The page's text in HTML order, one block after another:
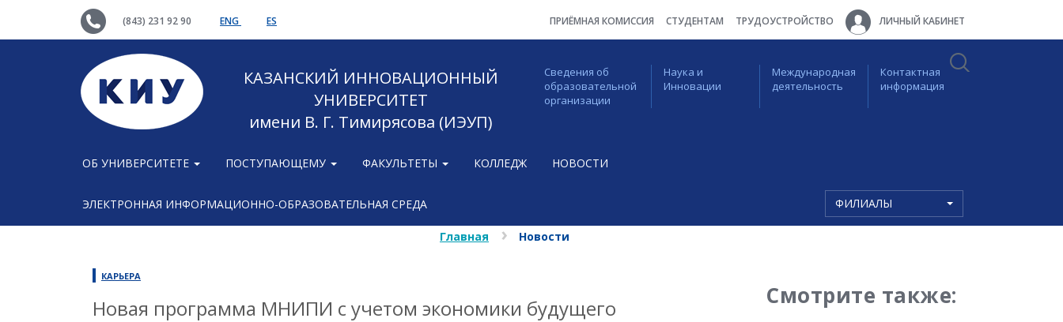
(843) 231 92 90 ENG ES ПРИЁМНАЯ КОМИССИЯ СТУДЕНТАМ ТРУДОУСТРОЙСТВО ЛИЧНЫЙ КАБИНЕТ
КАЗАНСКИЙ ИННОВАЦИОННЫЙ
УНИВЕРСИТЕТ
имени В. Г. Тимирясова (ИЭУП)
Сведения об
образовательной
организации
Наука и
Инновации
Международная
деятельность
Контактная
информация
ОБ УНИВЕРСИТЕТЕ ПОСТУПАЮЩЕМУ ФАКУЛЬТЕТЫ КОЛЛЕДЖ НОВОСТИ
ЭЛЕКТРОННАЯ ИНФОРМАЦИОННО-ОБРАЗОВАТЕЛЬНАЯ СРЕДА ФИЛИАЛЫ
Главная Новости
КАРЬЕРА
Новая программа МНИПИ с учетом экономики будущего Смотрите также: